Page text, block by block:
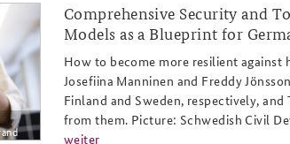
Organisation
Young
Officials Core
Further
Comprehensive Security and
Models as a Blueprint for
How to become more resilient
Josefiina Manninen and Freddy
Finland and Sweden, respectively,
from them. Picture: Schwedish Civil
weiter